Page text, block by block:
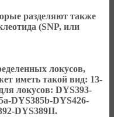
разделяют также
(SNP, или
локусов,
иметь такой вид: 13-
локусов: DYS393-
DYS385b-DYS426-
DYS389II.